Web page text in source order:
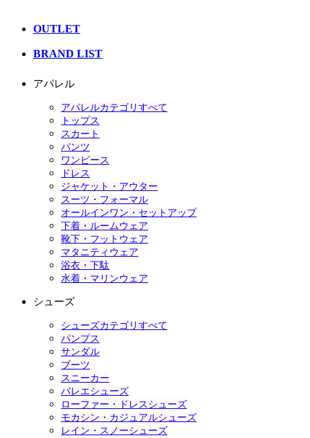
OUTLET
BRAND LIST
アパレル
アパレルカテゴリすべて
トップス
スカート
パンツ
ワンピース
ドレス
ジャケット・アウター
スーツ・フォーマル
オールインワン・セットアップ
下着・ルームウェア
靴下・フットウェア
マタニティウェア
浴衣・下駄
水着・マリンウェア
シューズ
シューズカテゴリすべて
パンプス
サンダル
ブーツ
スニーカー
バレエシューズ
ローファー・ドレスシューズ
モカシン・カジュアルシューズ
レイン・スノーシューズ